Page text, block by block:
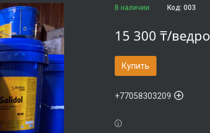
В наличии Код: 003
15 300 ₸/ведро
Купить
+77058303209